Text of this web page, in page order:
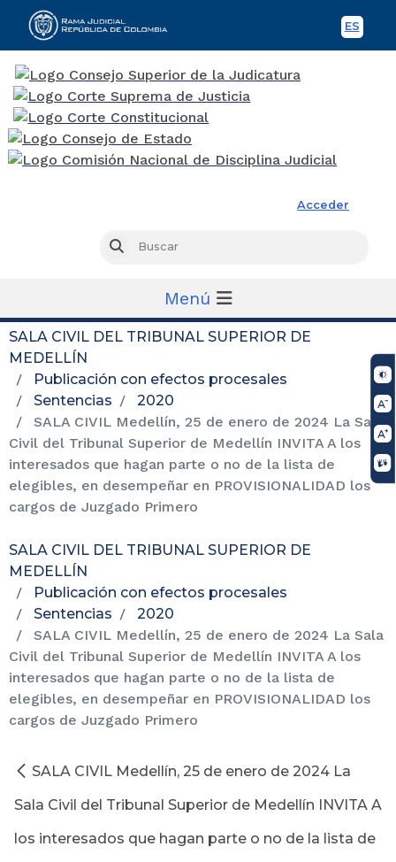
ES
Acceder
Buscar
Menú
SALA CIVIL DEL TRIBUNAL SUPERIOR DE
MEDELLÍN
Publicación con efectos procesales
Sentencias
2020
SALA CIVIL Medellín, 25 de enero de 2024 La Sala
Civil del Tribunal Superior de Medellín INVITA A los
interesados que hagan parte o no de la lista de
elegibles, en desempeñar en PROVISIONALIDAD los
cargos de Juzgado Primero
SALA CIVIL DEL TRIBUNAL SUPERIOR DE
MEDELLÍN
Publicación con efectos procesales
Sentencias
2020
SALA CIVIL Medellín, 25 de enero de 2024 La Sala
Civil del Tribunal Superior de Medellín INVITA A los
interesados que hagan parte o no de la lista de
elegibles, en desempeñar en PROVISIONALIDAD los
cargos de Juzgado Primero
SALA CIVIL Medellín, 25 de enero de 2024 La
Sala Civil del Tribunal Superior de Medellín INVITA A
los interesados que hagan parte o no de la lista de